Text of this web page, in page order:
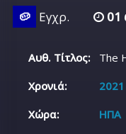
🥔 Εγχρ. 01
Αυθ. Τίτλος:
The
Χρονιά:
2021
Χώρα:
ΗΠΑ